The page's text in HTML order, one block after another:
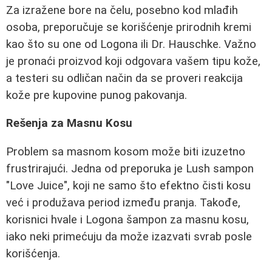
Za izražene bore na čelu, posebno kod mlađih
osoba, preporučuje se korišćenje prirodnih kremi
kao što su one od Logona ili Dr. Hauschke. Važno
je pronaći proizvod koji odgovara vašem tipu kože,
a testeri su odličan način da se proveri reakcija
kože pre kupovine punog pakovanja.
Rešenja za Masnu Kosu
Problem sa masnom kosom može biti izuzetno
frustrirajući. Jedna od preporuka je Lush sampon
"Love Juice", koji ne samo što efektno čisti kosu
već i produžava period između pranja. Takođe,
korisnici hvale i Logona šampon za masnu kosu,
iako neki primećuju da može izazvati svrab posle
korišćenja.